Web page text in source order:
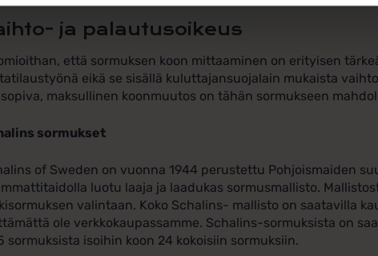
ja palautusoikeus
että sormuksen koon mittaaminen on erityisen
eikä se sisällä kuluttajansuojalain mukaista
maksullinen koonmuutos on tähän sormukseen
sormukset
of Sweden on vuonna 1944 perustettu Pohjoismaiden
luotu laaja ja laadukas sormusmallisto.
valintaan. Koko Schalins- mallisto on saatavilla
ole verkkokaupassamme. Schalins-sormuksista on
sormuksista isoihin koon 24 kokoisiin sormuksiin.